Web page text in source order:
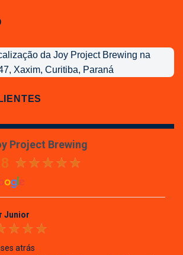
Project Brewing
Junior
atrás